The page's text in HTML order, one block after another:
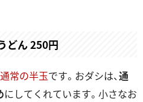
どん 250円
通常の半玉です。おダシは、通
にしてくれています。小さなお